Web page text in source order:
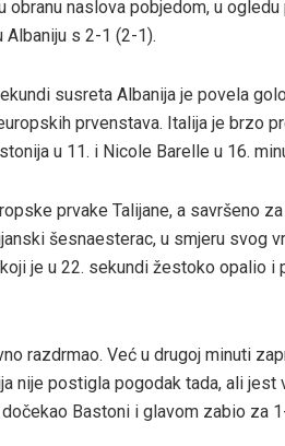
naslova pobjedom, u
Albaniju s 2-1 (2-1).
susreta Albanija je povela
prvenstava. Italija je brzo
u 11. i Nicole Barelle u 16.
prvake Talijane, a savršeno za
šesnaesterac, u smjeru svog
je u 22. sekundi žestoko opalio
razdrmao. Već u drugoj minuti
nije postigla pogodak tada, ali jest
Bastoni i glavom zabio za